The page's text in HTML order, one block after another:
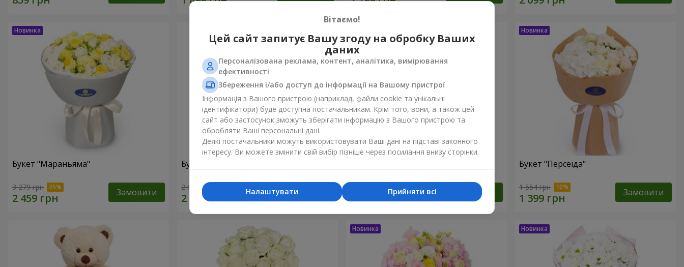
Букет "Мараньяма"
3 279 грн Замовити
Букет "Казка мого життя"
2 621 грн Замовити Замовити
Букет "Персеїда"
1 554 грн Замовити
Вітаємо!
Цей сайт запитує Вашу згоду на обробку Ваших
даних
Персоналізована реклама, контент, аналітика, вимірювання
ефективності
Збереження і/або доступ до інформації на Вашому пристрої
Інформація з Вашого пристрою (наприклад, файли cookie та унікальні
ідентифікатори) буде доступна постачальникам. Крім того, вони, а також цей
сайт або застосунок зможуть зберігати інформацію з Вашого пристрою та
обробляти Ваші персональні дані.
Деякі постачальники можуть використовувати Ваші дані на підставі законного
інтересу. Ви можете змінити свій вибір пізніше через посилання внизу сторінки.
Прийняти всі
Налаштувати